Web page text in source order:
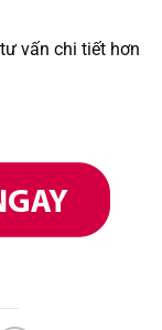
vấn chi tiết hơn